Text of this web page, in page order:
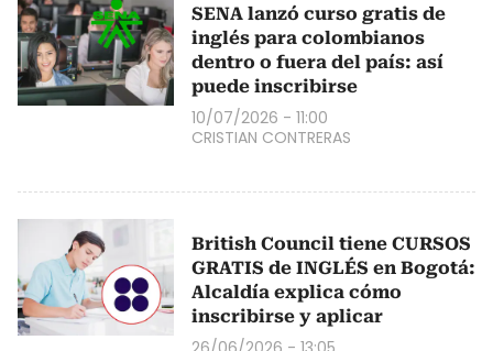
SENA lanzó curso gratis de
inglés para colombianos
dentro o fuera del país: así
puede inscribirse
10/07/2026 - 11:00
CRISTIAN CONTRERAS
British Council tiene CURSOS
GRATIS de INGLÉS en Bogotá:
Alcaldía explica cómo
inscribirse y aplicar